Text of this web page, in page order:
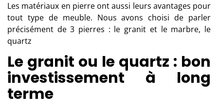
Les matériaux en pierreont aussi leurs avantages pour
tout type de meuble. Nous avons choisi de parler
précisément de 3 pierres : le granit et le marbre, le
quartz
Le granit ou le quartz : bon
investissement à long
terme